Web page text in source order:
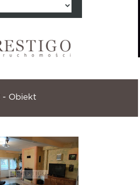
- Obiekt